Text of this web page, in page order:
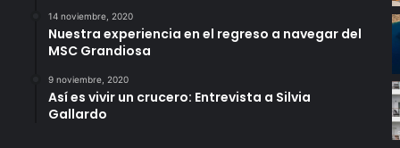
14 noviembre, 2020
Nuestra experiencia en el regreso a navegar del
MSC Grandiosa
9 noviembre, 2020
Así es vivir un crucero: Entrevista a Silvia
Gallardo